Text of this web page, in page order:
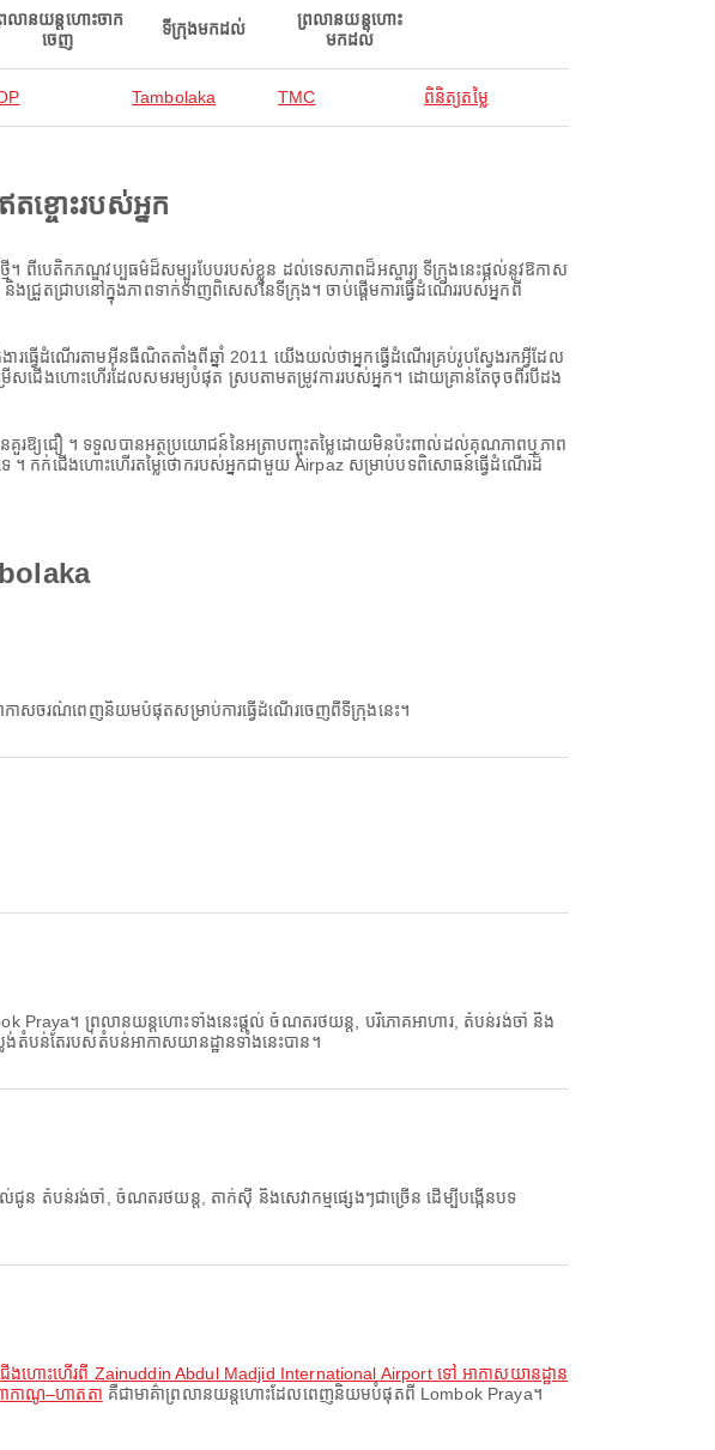
លានយន្តហោះចាក
ចេញ
ទីក្រុងមកដល់
ព្រលានយន្តហោះ
មកដល់
Tambolaka TMC ពិនិត្យតម្លៃ
ខ្ចោះរបស់អ្នក
ពីបេតិកភណ្ឌវប្បធម៌ដ៏សម្បូរបែបរបស់ខ្លួន ដល់ទេសភាពដ៏អស្ចារ្យ ទីក្រុងនេះផ្តល់នូវឱកាស
និងជ្រួតជ្រាបនៅក្នុងភាពទាក់ទាញពិសេសនៃទីក្រុង។ ចាប់ផ្តើមការធ្វើដំណើររបស់អ្នកពី
វើដំណើរតាមអ៊ីនធឺណិតតាំងពីឆ្នាំ 2011 យើងយល់ថាអ្នកធ្វើដំណើរគ្រប់រូបស្វែងរកអ្វីដែល
ើសជើងហោះហើរដែលសមរម្យបំផុត ស្របតាមតម្រូវការរបស់អ្នក។ ដោយគ្រាន់តែចុចពីរបីដង
នគួរឱ្យជឿ ។ ទទួលបានអត្ថប្រយោជន៍នៃអត្រាបញ្ចុះតម្លៃដោយមិនប៉ះពាល់ដល់គុណភាពឬភាព
កក់ជើងហោះហើរតម្លៃថោករបស់អ្នកជាមួយ Airpaz សម្រាប់បទពិសោធន៍ធ្វើដំណើរដ៏
ាសចរណ៍ពេញនិយមបំផុតសម្រាប់ការធ្វើដំណើរចេញពីទីក្រុងនេះ។
។ ព្រលានយន្តហោះទាំងនេះផ្តល់ ចំណតរថយន្ត, បរិភោគអាហារ, តំបន់រង់ចាំ និង
ង់តំបន់តែរបស់តំបន់អាកាសយានដ្ឋានទាំងនេះបាន។
តំបន់រង់ចាំ, ចំណតរថយន្ត, តាក់ស៊ី និងសេវាកម្មផ្សេងៗជាច្រើន ដើម្បីបង្កើនបទ
ើងហោះហើរពី Zainuddin Abdul Madjid International Airport ទៅ អាកាសយានដ្ឋាន
ាកាណូ–ហាតតា គឺជាមាគ៌ាព្រលានយន្តហោះដែលពេញនិយមបំផុតពី Lombok Praya។